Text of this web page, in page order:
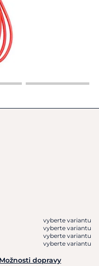
vyberte variantu
vyberte variantu
vyberte variantu
vyberte variantu
Možnosti dopravy